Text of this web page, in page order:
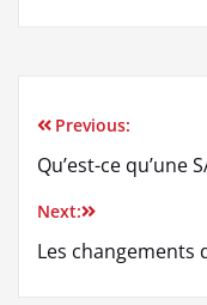
Previous:
Qu’est-ce qu’une
Next:
Les changements